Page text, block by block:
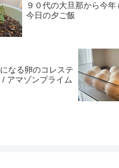
９０代の大旦那から今
今日の夕ご飯
なる卵のコレステ
アマゾンプライム